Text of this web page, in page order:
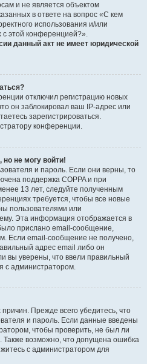
и не является объектом
в ответе на вопрос «С кем
использования и/или
с этой конференцией?».
данный акт не имеет юридической
отключил регистрацию новых
он заблокировал ваш IP-адрес или
зарегистрироваться.
конференции.
но не могу войти!
и пароль. Если они верны, то
поддержка COPPA и при
13 лет, следуйте полученным
требуется, чтобы все новые
пользователями или
Эта информация отображается в
прислано email-сообщение,
Если email-сообщение не получено,
адрес email либо он
вы уверены, что ввели правильный
с администратором.
Прежде всего убедитесь, что
и пароль. Если данные введены
чтобы проверить, не был ли
Также возможно, что допущена ошибка
с администратором для